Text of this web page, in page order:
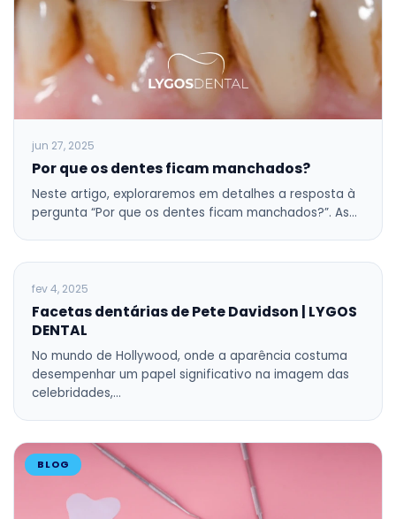
jun 27, 2025
Por que os dentes ficam manchados?
Neste artigo, exploraremos em detalhes a resposta à
pergunta “Por que os dentes ficam manchados?”. As…
BLOG
fev 4, 2025
Facetas dentárias de Pete Davidson | LYGOS
DENTAL
No mundo de Hollywood, onde a aparência costuma
desempenhar um papel significativo na imagem das
celebridades,…
BLOG